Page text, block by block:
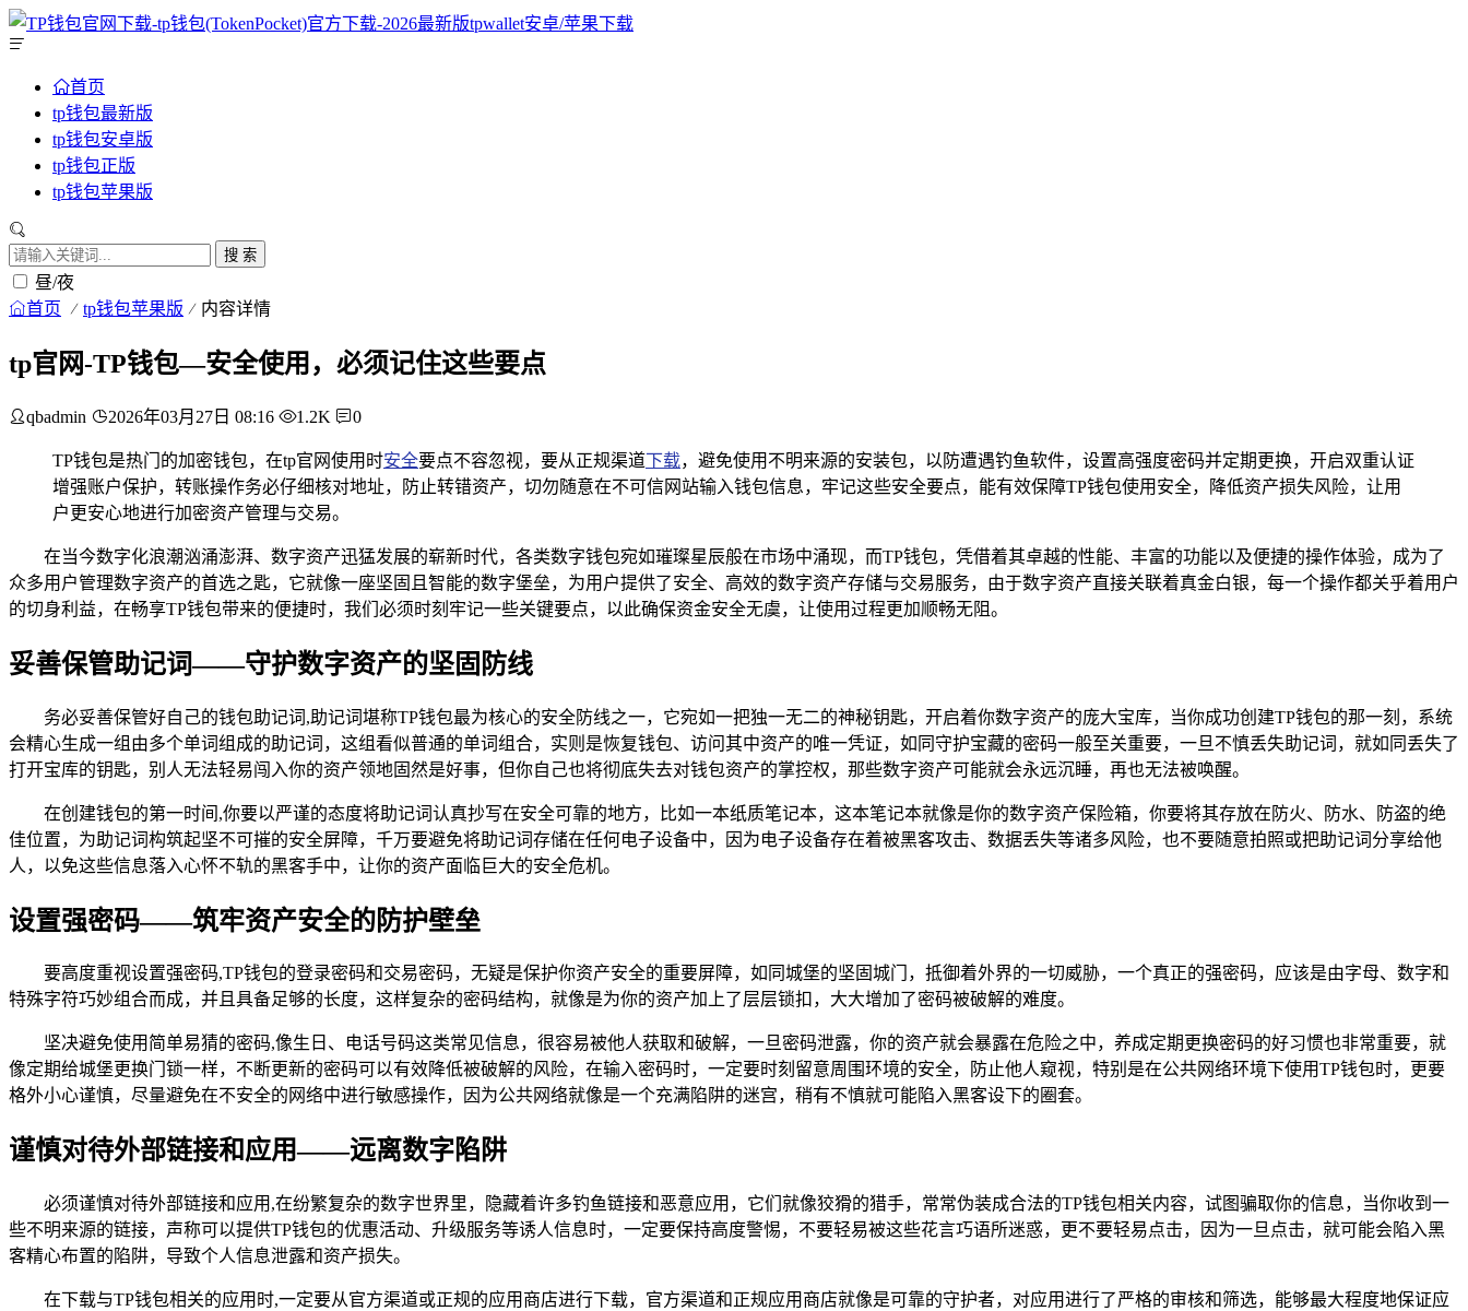
首页
tp钱包最新版
tp钱包安卓版
tp钱包正版
tp钱包苹果版
搜 索
昼/夜
首页 tp钱包苹果版 内容详情
tp官网-TP钱包—安全使用，必须记住这些要点
qbadmin 2026年03月27日 08:16 1.2K 0
TP钱包是热门的加密钱包，在tp官网使用时安全要点不容忽视，要从正规渠道下载，避免使用不明来源的安装包，以防遭遇钓鱼软件，设置高强度密码并定期更换，开启双重认证
增强账户保护，转账操作务必仔细核对地址，防止转错资产，切勿随意在不可信网站输入钱包信息，牢记这些安全要点，能有效保障TP钱包使用安全，降低资产损失风险，让用
户更安心地进行加密资产管理与交易。
在当今数字化浪潮汹涌澎湃、数字资产迅猛发展的崭新时代，各类数字钱包宛如璀璨星辰般在市场中涌现，而TP钱包，凭借着其卓越的性能、丰富的功能以及便捷的操作体验，成为了
众多用户管理数字资产的首选之匙，它就像一座坚固且智能的数字堡垒，为用户提供了安全、高效的数字资产存储与交易服务，由于数字资产直接关联着真金白银，每一个操作都关乎着用户
的切身利益，在畅享TP钱包带来的便捷时，我们必须时刻牢记一些关键要点，以此确保资金安全无虞，让使用过程更加顺畅无阻。
妥善保管助记词——守护数字资产的坚固防线
务必妥善保管好自己的钱包助记词,助记词堪称TP钱包最为核心的安全防线之一，它宛如一把独一无二的神秘钥匙，开启着你数字资产的庞大宝库，当你成功创建TP钱包的那一刻，系统
会精心生成一组由多个单词组成的助记词，这组看似普通的单词组合，实则是恢复钱包、访问其中资产的唯一凭证，如同守护宝藏的密码一般至关重要，一旦不慎丢失助记词，就如同丢失了
打开宝库的钥匙，别人无法轻易闯入你的资产领地固然是好事，但你自己也将彻底失去对钱包资产的掌控权，那些数字资产可能就会永远沉睡，再也无法被唤醒。
在创建钱包的第一时间,你要以严谨的态度将助记词认真抄写在安全可靠的地方，比如一本纸质笔记本，这本笔记本就像是你的数字资产保险箱，你要将其存放在防火、防水、防盗的绝
佳位置，为助记词构筑起坚不可摧的安全屏障，千万要避免将助记词存储在任何电子设备中，因为电子设备存在着被黑客攻击、数据丢失等诸多风险，也不要随意拍照或把助记词分享给他
人，以免这些信息落入心怀不轨的黑客手中，让你的资产面临巨大的安全危机。
设置强密码——筑牢资产安全的防护壁垒
要高度重视设置强密码,TP钱包的登录密码和交易密码，无疑是保护你资产安全的重要屏障，如同城堡的坚固城门，抵御着外界的一切威胁，一个真正的强密码，应该是由字母、数字和
特殊字符巧妙组合而成，并且具备足够的长度，这样复杂的密码结构，就像是为你的资产加上了层层锁扣，大大增加了密码被破解的难度。
坚决避免使用简单易猜的密码,像生日、电话号码这类常见信息，很容易被他人获取和破解，一旦密码泄露，你的资产就会暴露在危险之中，养成定期更换密码的好习惯也非常重要，就
像定期给城堡更换门锁一样，不断更新的密码可以有效降低被破解的风险，在输入密码时，一定要时刻留意周围环境的安全，防止他人窥视，特别是在公共网络环境下使用TP钱包时，更要
格外小心谨慎，尽量避免在不安全的网络中进行敏感操作，因为公共网络就像是一个充满陷阱的迷宫，稍有不慎就可能陷入黑客设下的圈套。
谨慎对待外部链接和应用——远离数字陷阱
必须谨慎对待外部链接和应用,在纷繁复杂的数字世界里，隐藏着许多钓鱼链接和恶意应用，它们就像狡猾的猎手，常常伪装成合法的TP钱包相关内容，试图骗取你的信息，当你收到一
些不明来源的链接，声称可以提供TP钱包的优惠活动、升级服务等诱人信息时，一定要保持高度警惕，不要轻易被这些花言巧语所迷惑，更不要轻易点击，因为一旦点击，就可能会陷入黑
客精心布置的陷阱，导致个人信息泄露和资产损失。
在下载与TP钱包相关的应用时,一定要从官方渠道或正规的应用商店进行下载，官方渠道和正规应用商店就像是可靠的守护者，对应用进行了严格的审核和筛选，能够最大程度地保证应